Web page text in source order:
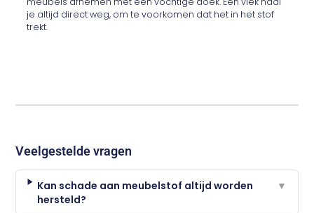
je altijd direct weg, om te voorkomen dat het in het stof
trekt.
Veelgestelde vragen
Kan schade aan meubelstof altijd worden
hersteld?
▼